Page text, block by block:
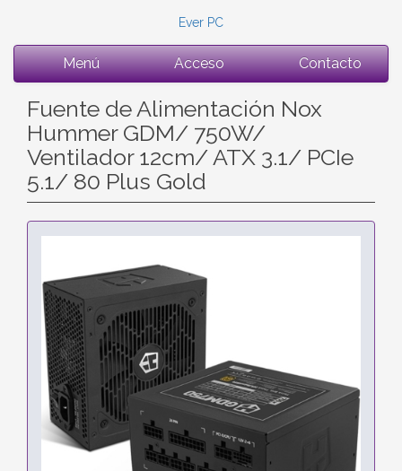
Ever PC
Menú Acceso Contacto
Fuente de Alimentación Nox
Hummer GDM/ 750W/
Ventilador 12cm/ ATX 3.1/ PCIe
5.1/ 80 Plus Gold